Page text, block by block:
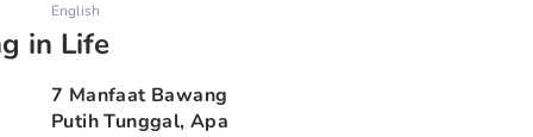
English
in Life
7 Manfaat Bawang
Putih Tunggal, Apa